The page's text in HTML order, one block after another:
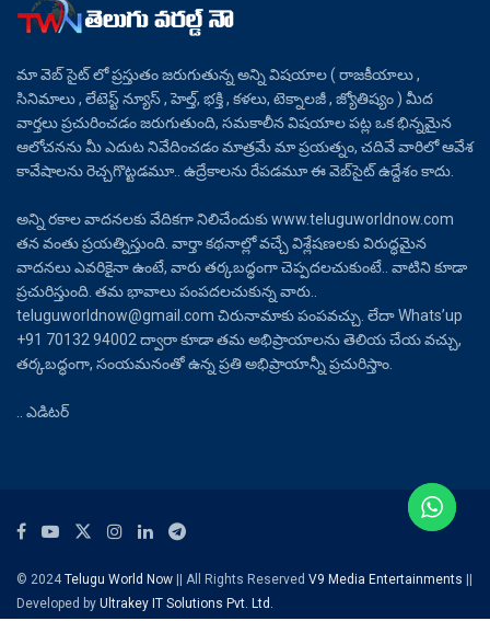
మా వెబ్ సైట్ లో ప్రస్తుతం జరుగుతున్న అన్ని విషయాల ( రాజకీయాలు ,
సినిమాలు , లేటెస్ట్ న్యూస్ , హెల్త్, భక్తి , కళలు, టెక్నాలజీ , జ్యోతిష్యం ) మీద
వార్తలు ప్రచురించడం జరుగుతుంది, సమకాలీన విషయాల పట్ల ఒక భిన్నమైన
ఆలోచనను మీ ఎదుట నివేదించడం మాత్రమే మా ప్రయత్నం, చదివే వారిలో ఆవేశ
కావేషాలను రెచ్చగొట్టడమూ.. ఉద్రేకాలను రేపడమూ ఈ వెబ్‌సైట్ ఉద్దేశం కాదు.
అన్ని రకాల వాదనలకు వేదికగా నిలిచేందుకు www.teluguworldnow.com
తన వంతు ప్రయత్నిస్తుంది. వార్తా కథనాల్లో వచ్చే విశ్లేషణలకు విరుద్ధమైన
వాదనలు ఎవరికైనా ఉంటే, వారు తర్కబద్ధంగా చెప్పదలచుకుంటే.. వాటిని కూడా
ప్రచురిస్తుంది. తమ భావాలు పంపదలచుకున్న వారు..
teluguworldnow@gmail.com చిరునామాకు పంపవచ్చు. లేదా Whats’up
+91 70132 94002 ద్వారా కూడా తమ అభిప్రాయాలను తెలియ చేయ వచ్చు,
తర్కబద్ధంగా, సంయమనంతో ఉన్న ప్రతి అభిప్రాయాన్నీ ప్రచురిస్తాం.
.. ఎడిటర్
© 2024Telugu World Now || All Rights Reserved V9 Media Entertainments
Developed by Ultrakey IT Solutions Pvt. Ltd.